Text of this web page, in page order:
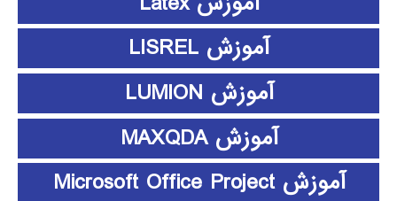
آموزش LISREL
آموزش LUMION
آموزش MAXQDA
آموزش Microsoft Office Project